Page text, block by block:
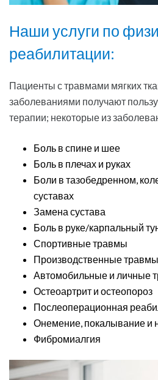
Наши услуги по
реабилитации:
Пациенты с травмами мягких
заболеваниями получают
терапии; некоторые из
Боль в спине и шее
Боль в плечах и руках
Боли в тазобедренном,
суставах
Замена сустава
Боль в руке/карпальный
Спортивные травмы
Производственные травмы
Автомобильные и личные
Остеоартрит и остеопороз
Послеоперационная
Онемение, покалывание и
Фибромиалгия